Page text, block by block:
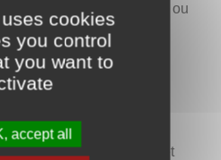
cookies
you control
you want to
accept all
« Liste des démarches » ou
« Effectuer une
démarche » vous permet